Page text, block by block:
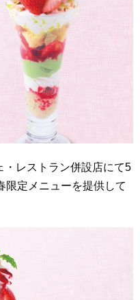
・レストラン併設店にて5
限定メニューを提供して